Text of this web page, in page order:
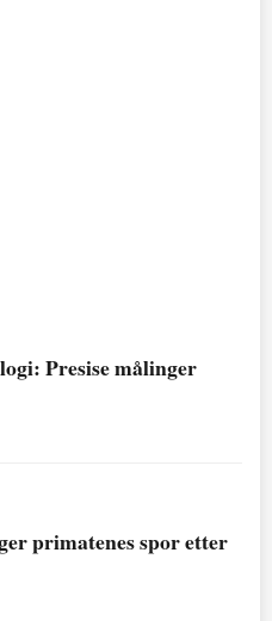
Presise målinger
primatenes spor etter